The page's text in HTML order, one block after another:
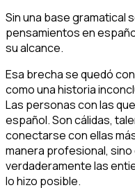
Sin una base gramatical
pensamientos en
su alcance.
Esa brecha se quedó
como una historia
Las personas con las
español. Son cálidas,
conectarse con ellas
manera profesional,
verdaderamente las
lo hizo posible.